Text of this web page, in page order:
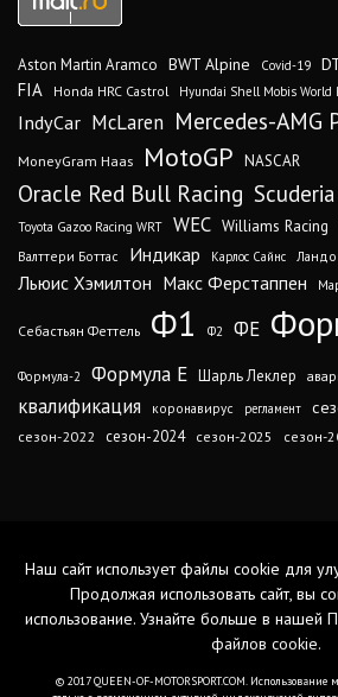
Aston Martin Aramco BWT Alpine Covid-19
FIA Honda HRC Castrol Hyundai Shell Mobis World
IndyCar McLaren Mercedes-AMG
MoneyGram Haas MotoGP NASCAR
Oracle Red Bull Racing
Toyota Gazoo Racing WRT WEC Williams Racing
Валттери Боттас
Индикар Карлос Сайнс
Льюис Хэмилтон Макс Ферстаппен
Себастьян Феттель Ф1 Ф2 ФЕ
Формула-2 Формула Е Шарль Леклер
квалификация коронавирус регламент
сезон-2022 сезон-2024 сезон-2025 сезон-
Наш сайт использует файлы cookie для
Продолжая использовать сайт, вы
использование. Узнайте больше в нашей
файлов cookie.
© 2017 QUEEN-OF-MOTORSPORT.COM. Использование